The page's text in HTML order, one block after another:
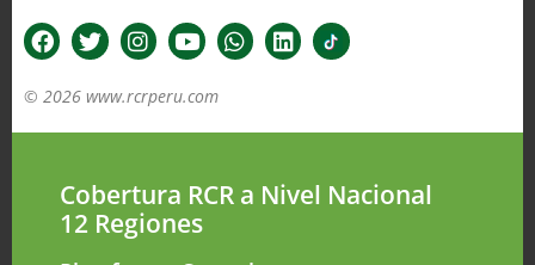
© 2026 www.rcrperu.com
Cobertura RCR a Nivel Nacional
12 Regiones